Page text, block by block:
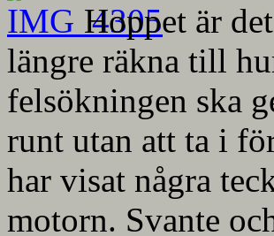
Hoppet är
längre räkna till
felsökningen ska
runt utan att ta i
har visat några
motorn. Svante